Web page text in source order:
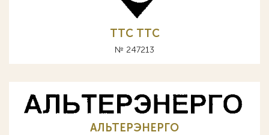
TTC ТТС
№ 247213
АЛЬТЕРЭНЕРГО